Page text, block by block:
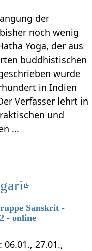
der
noch wenig
Yoga, der aus
buddhistischen
wurde
in Indien
Verfasser lehrt in
und
...
Sanskrit -
- online
27.01.,